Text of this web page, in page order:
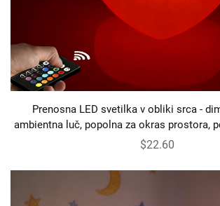
Prenosna LED svetilka v obliki srca -
ambientna luč, popolna za okras prostora,
$22.60